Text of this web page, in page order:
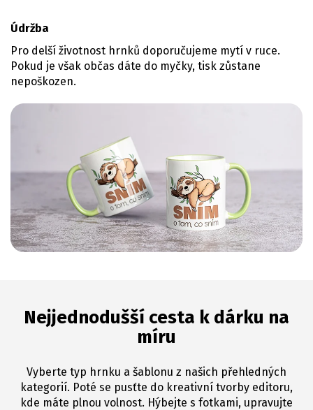
Údržba
Pro delší životnost hrnků doporučujeme mytí v ruce.
Pokud je však občas dáte do myčky, tisk zůstane
nepoškozen.
Nejjednodušší cesta k dárku na
míru
Vyberte typ hrnku a šablonu z našich přehledných
kategorií. Poté se pusťte do kreativní tvorby editoru,
kde máte plnou volnost. Hýbejte s fotkami, upravujte